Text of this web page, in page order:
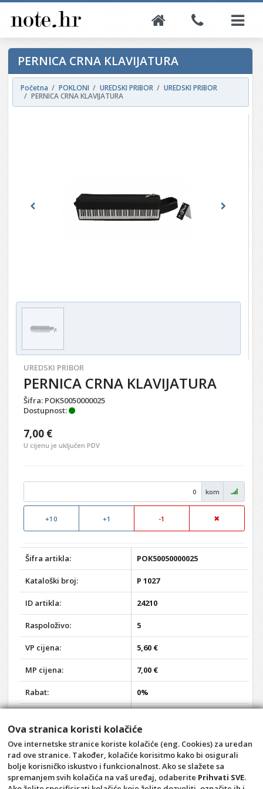
PERNICA CRNA KLAVIJATURA
Početna POKLONI UREDSKI PRIBOR
UREDSKI PRIBOR
PERNICA CRNA KLAVIJATURA
Previous Next
UREDSKI PRIBOR
PERNICA CRNA KLAVIJATURA
Šifra: POK50050000025
Dostupnost:
7,00 €
U cijenu je uključen PDV
kom
+10 +1 -1
Šifra artikla: POK50050000025
Kataloški broj: P 1027
ID artikla: 24210
Raspoloživo: 5
VP cijena: 5,60 €
MP cijena: 7,00 €
Rabat: 0%
Akcija: -
Opći uvjeti Pravila privatnosti
Ova stranica koristi kolačiće
Ove internetske stranice koriste kolačiće (eng. Cookies) za uredan
rad ove stranice. Također, kolačiće korisitmo kako bi osigurali
bolje korisničko iskustvo i funkcionalnost. Ako se slažete sa
spremanjem svih kolačića na vaš uređaj, odaberite Prihvati SVE.